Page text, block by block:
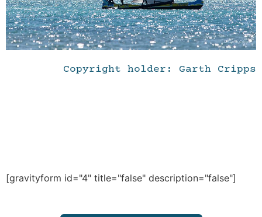
Copyright holder: Garth Cripps
[gravityform id="4" title="false" description="false"]